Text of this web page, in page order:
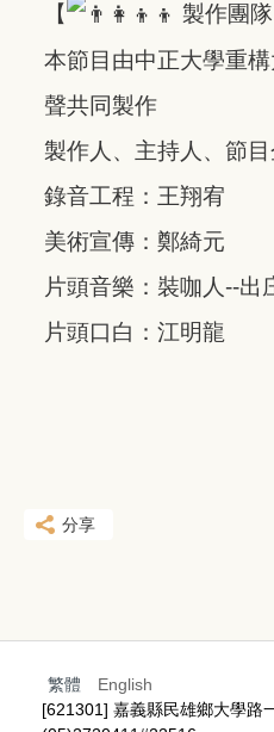
【
製作團隊
本節目由中正大學重
聲共同製作
製作人、主持人、節
錄音工程：王翔宥
美術宣傳：鄭綺元
片頭音樂：裝咖人--出
片頭口白：江明龍
分享
繁體
English
[621301] 嘉義縣民雄鄉大學路